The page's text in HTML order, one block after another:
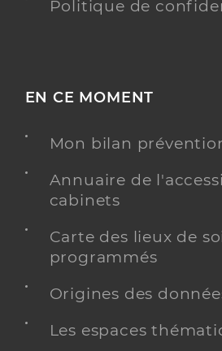
Politique de
EN CE MOMENT
Mon bilan
Annuaire de
cabinets
Carte des lieux de
programmés
Origines des
Les espaces